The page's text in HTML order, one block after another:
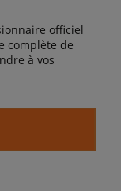
officiel
complète de
à vos